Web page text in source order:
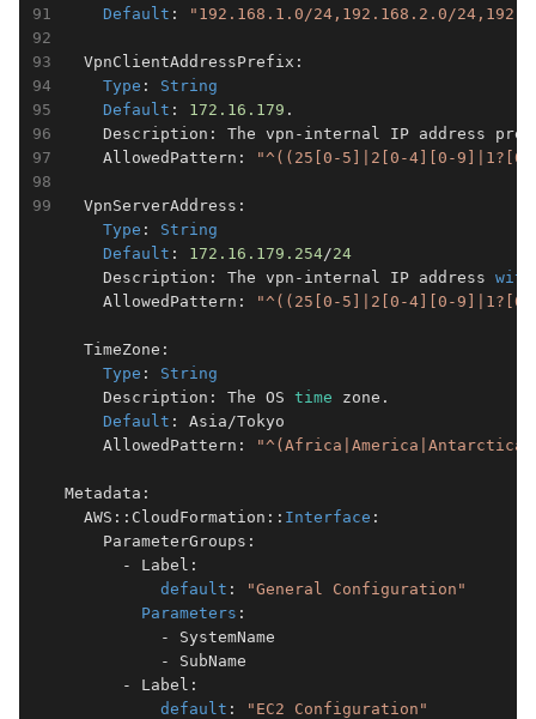
Default : "192.168.1.0/24,192.168.2.0/
  VpnClientAddressPrefix:
Type : String
Default : 172.16 .179 .
Description: The vpn-internal IP address
    AllowedPattern:
"^((25[0-5]|2[0-4][0-
  VpnServerAddress:
Type : String
Default : 172.16 .179 .254/24
    Description: The vpn-internal IP address
with
    AllowedPattern:
"^((25[0-5]|2[0-4][0-
  TimeZone:
Type : String
    Description: The OS
time zone.
Default : Asia/Tokyo
    AllowedPattern:
Metadata:
  AWS::CloudFormation::
Interface :
    ParameterGroups:
      - Label:
default :
"General Configuration"
Parameters :
          - SystemName
          - SubName
      - Label:
default :
"EC2 Configuration"